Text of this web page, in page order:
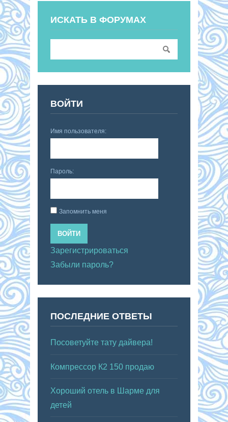
ИСКАТЬ В ФОРУМАХ
ВОЙТИ
Имя пользователя:
Пароль:
Запомнить меня
ВОЙТИ
Зарегистрироваться
Забыли пароль?
ПОСЛЕДНИЕ ОТВЕТЫ
Посоветуйте тату дайвера!
Компрессор К2 150 продаю
Хороший отель в Шарме для
детей